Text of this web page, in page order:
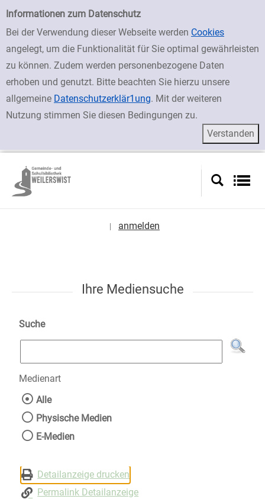
Einfache Suche
Informationen zum Datenschutz
Bei der Verwendung dieser Webseite werden Cookies
angelegt, um die Funktionalität für Sie optimal gewährleisten
zu können. Zudem werden personenbezogene Daten
erhoben und genutzt. Bitte beachten Sie hierzu unsere
allgemeine Datenschutzerklär1ung. Mit der weiteren
Nutzung stimmen Sie diesen Bedingungen zu.
zur Navigation springen
zum Inhalt springen
Zur Detailanzeige springen
anmelden
Ihre Mediensuche
Suche
Medienart
Wählen Sie die Medienart nach der Sie
Alle
Physische Medien
E-Medien
Detailanzeige drucken
Permalink Detailanzeige